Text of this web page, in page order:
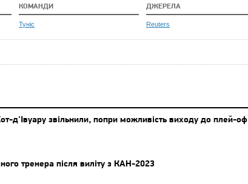
КОМАНДИ
Туніс
ДЖЕРЕЛА
Reuters
д'Івуару звільнили, попри можливість виходу до плей-оф
тренера після виліту з КАН-2023